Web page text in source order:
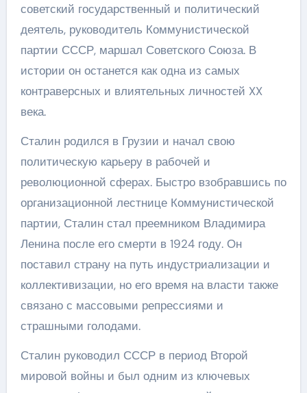
советский государственный и политический
деятель, руководитель Коммунистической
партии СССР, маршал Советского Союза. В
истории он останется как одна из самых
контраверсных и влиятельных личностей XX
века.
Сталин родился в Грузии и начал свою
политическую карьеру в рабочей и
революционной сферах. Быстро взобравшись по
организационной лестнице Коммунистической
партии, Сталин стал преемником Владимира
Ленина после его смерти в 1924 году. Он
поставил страну на путь индустриализации и
коллективизации, но его время на власти также
связано с массовыми репрессиями и
страшными голодами.
Сталин руководил СССР в период Второй
мировой войны и был одним из ключевых